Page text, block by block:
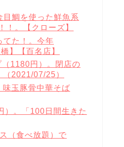
目鯛を使った鮮魚系
！。【クローズ】
てた！。今年
】【百名店】
（1180円）。閉店の
2021/07/25）
味玉豚骨中華そば
）。「100日間生きた
（食べ放題）で